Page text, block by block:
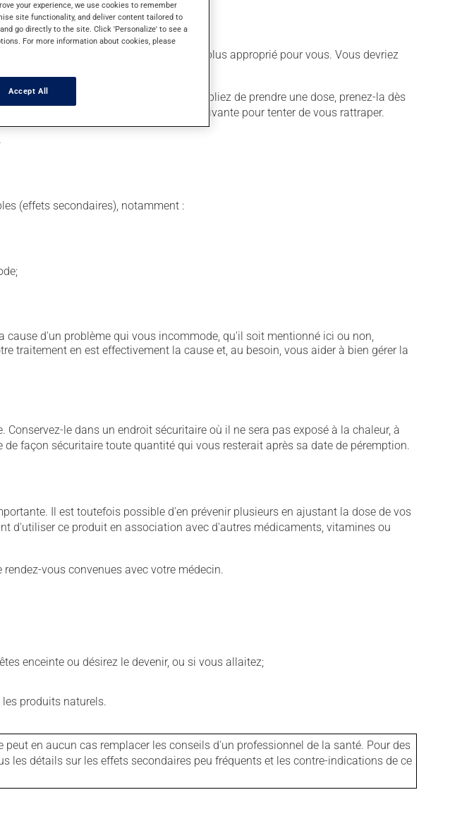
ait indiqué un horaire différent qui est plus approprié pour vous. Vous devriez
de ne jamais en manquer. Si vous oubliez de prendre une dose, prenez-la dès
oubliée. Ne doublez pas la dose suivante pour tenter de vous rattraper.
(effets secondaires), notamment :
d'un problème qui vous incommode, qu'il soit mentionné ici ou non,
traitement en est effectivement la cause et, au besoin, vous aider à bien gérer la
le dans un endroit sécuritaire où il ne sera pas exposé à la chaleur, à
façon sécuritaire toute quantité qui vous resterait après sa date de péremption.
Il est toutefois possible d'en prévenir plusieurs en ajustant la dose de vos
d'utiliser ce produit en association avec d'autres médicaments, vitamines ou
vous convenues avec votre médecin.
enceinte ou désirez le devenir, ou si vous allaitez;
produits naturels.
en aucun cas remplacer les conseils d'un professionnel de la santé. Pour des
détails sur les effets secondaires peu fréquents et les contre-indications de ce
your experience, we use cookies to remember
site functionality, and deliver content tailored to
go directly to the site. Click 'Personalize' to see a
For more information about cookies, please
Accept All